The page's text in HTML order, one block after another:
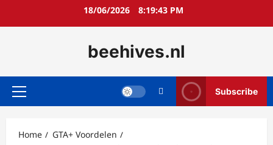
18/06/2026 8:19:44 PM
beehives.nl
Primary
Subscribe
Home
GTA+ Voordelen